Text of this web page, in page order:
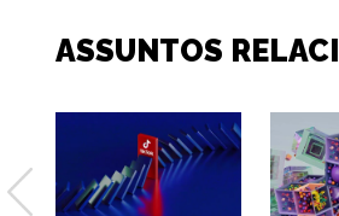
ASSUNTOS